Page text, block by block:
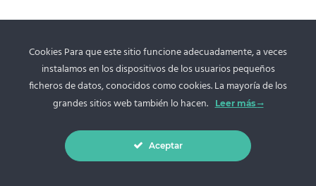
Cookies Para que este sitio funcione adecuadamente, a veces
instalamos en los dispositivos de los usuarios pequeños
ficheros de datos, conocidos como cookies. La mayoría de los
grandes sitios web también lo hacen.
Leer más
Aceptar